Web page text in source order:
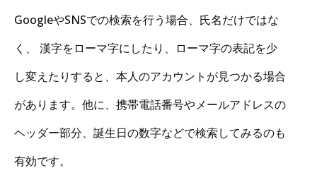
GoogleやSNSでの検索を行う場合、氏名だけではな
く、 漢字をローマ字にしたり、ローマ字の表記を少
し変えたりすると、本人のアカウントが見つかる場合
があります。他に、携帯電話番号やメールアドレスの
ヘッダー部分、誕生日の数字などで検索してみるのも
有効です。